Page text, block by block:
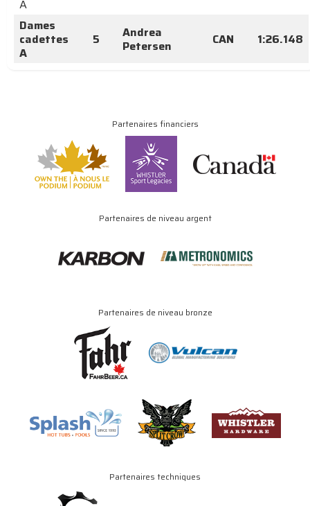
A
Dames
cadettes
A
5
Andrea
Petersen
CAN 1:26.148
Partenaires financiers
Partenaires de niveau argent
Partenaires de niveau bronze
Partenaires techniques